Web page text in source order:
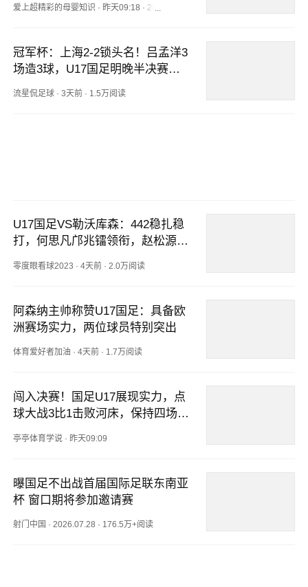
爱上超精彩的母婴知识 · 昨天09:18 ·2898阅读
冠军杯：上海2-2锁头名！吕孟洋3
场造3球，U17国足明晚半决赛战
流星侃足球 ·3天前 · 1.5万阅读
U17国足VS勒沃库森：442稳扎稳
打，何思凡邝兆镭领衔，赵松源冲
零度眼看球2023 ·4天前 ·2.0万阅读
阿森纳主帅称赞U17国足：具备欧
洲赛场实力，两位球员特别突出
体育爱好者加油 ·4天前 · 1.7万阅读
闯入决赛！国足U17展现实力，点
球大战3比1击败河床，保持四场不
亭亭体育学说 · 昨天09:09
曝国足不出战首届国际足联东南亚
杯 窗口期将参加邀请赛
射门中国 ·2026.07.28 · 176.5万+阅读